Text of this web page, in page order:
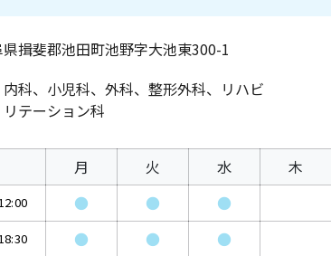
揖斐郡池田町池野字大池東300-1
内科、小児科、外科、整形外科、リハビ
リテーション科
月 火 水 木
● ● ●
● ● ●